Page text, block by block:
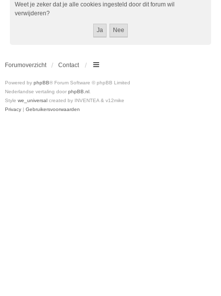
Weet je zeker dat je alle cookies ingesteld door dit forum wil
verwijderen?
Forumoverzicht Contact
Powered by phpBB® Forum Software © phpBB Limited
Nederlandse vertaling door phpBB.nl
Style we_universal created by INVENTEA & v12mike
Privacy | Gebruikersvoorwaarden